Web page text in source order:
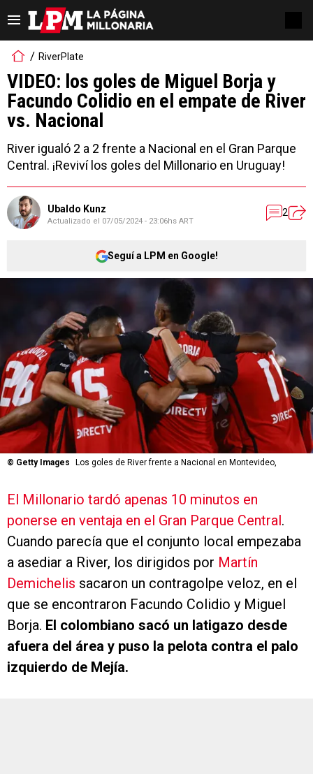
RiverPlate
VIDEO: los goles de Miguel Borja y
Facundo Colidio en el empate de River
vs. Nacional
River igualó 2 a 2 frente a Nacional en el Gran Parque
Central. ¡Reviví los goles del Millonario en Uruguay!
Ubaldo Kunz
Actualizado el 07/05/2024 - 23:06hs ART
2
Seguí a LPM en Google!
© Getty Images Los goles de River frente a Nacional en Montevideo,
El Millonario tardó apenas 10 minutos en
ponerse en ventaja en el Gran Parque Central .
Cuando parecía que el conjunto local empezaba
a asediar a River, los dirigidos por Martín
Demichelis sacaron un contragolpe veloz, en el
que se encontraron Facundo Colidio y Miguel
Borja. El colombiano sacó un latigazo desde
afuera del área y puso la pelota contra el palo
izquierdo de Mejía.